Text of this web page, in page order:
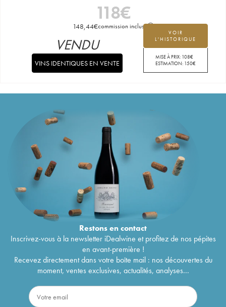
118€
148,44€commission incluse
VOIR
L'HISTORIQUE
MISE À PRIX: 108€
ESTIMATION: 150€
VENDU
VINS IDENTIQUES EN VENTE
Restons encontact
Inscrivez-vous à la newsletter iDealwine et profitez de nos pépites
en avant-première !
Recevez directement dans votre boîte mail : nos découvertes du
moment, ventes exclusives, actualités, analyses...